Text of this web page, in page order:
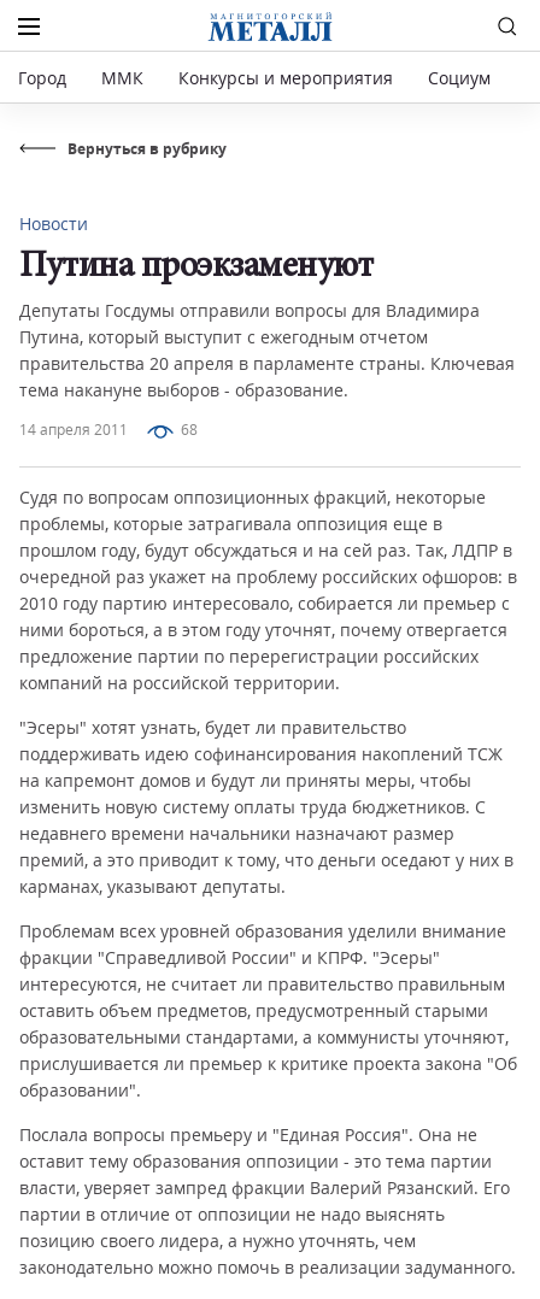
Город ММК Конкурсы и мероприятия Социум
Вернуться в рубрику
14 апреля 2011 68
Новости
Путина проэкзаменуют
Депутаты Госдумы отправили вопросы для Владимира
Путина, который выступит с ежегодным отчетом
правительства 20 апреля в парламенте страны. Ключевая
тема накануне выборов - образование.
Судя по вопросам оппозиционных фракций, некоторые
проблемы, которые затрагивала оппозиция еще в
прошлом году, будут обсуждаться и на сей раз. Так, ЛДПР в
очередной раз укажет на проблему российских офшоров: в
2010 году партию интересовало, собирается ли премьер с
ними бороться, а в этом году уточнят, почему отвергается
предложение партии по перерегистрации российских
компаний на российской территории.
"Эсеры" хотят узнать, будет ли правительство
поддерживать идею софинансирования накоплений ТСЖ
на капремонт домов и будут ли приняты меры, чтобы
изменить новую систему оплаты труда бюджетников. С
недавнего времени начальники назначают размер
премий, а это приводит к тому, что деньги оседают у них в
карманах, указывают депутаты.
Проблемам всех уровней образования уделили внимание
фракции "Справедливой России" и КПРФ. "Эсеры"
интересуются, не считает ли правительство правильным
оставить объем предметов, предусмотренный старыми
образовательными стандартами, а коммунисты уточняют,
прислушивается ли премьер к критике проекта закона "Об
образовании".
Послала вопросы премьеру и "Единая Россия". Она не
оставит тему образования оппозиции - это тема партии
власти, уверяет зампред фракции Валерий Рязанский. Его
партии в отличие от оппозиции не надо выяснять
позицию своего лидера, а нужно уточнять, чем
законодательно можно помочь в реализации задуманного.